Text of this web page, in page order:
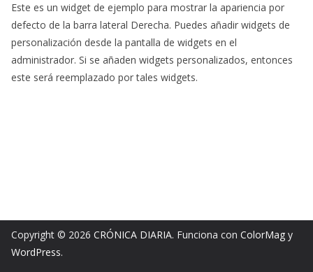
Este es un widget de ejemplo para mostrar la apariencia por
defecto de la barra lateral Derecha. Puedes añadir widgets de
personalización desde la pantalla de widgets en el
administrador. Si se añaden widgets personalizados, entonces
este será reemplazado por tales widgets.
Copyright © 2026 CRÓNICA DIARIA. Funciona con ColorMag y
WordPress.